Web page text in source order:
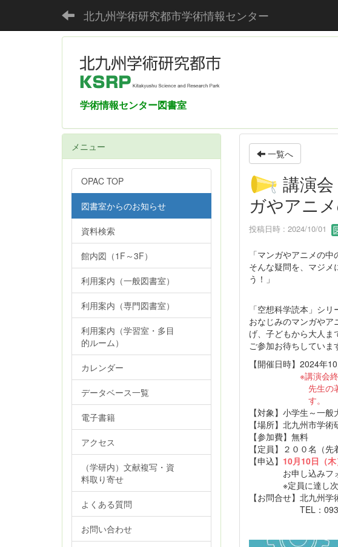
北九州学術研究都市学術情報センター
学術情報センター図書室
一覧へ
講演
ガやアニ
投稿日時 : 2024/10/01
「マンガやアニメの
そんな疑問を、マジメ
う！」
「空想科学読本」シ
おなじみのマンガやア
げ、子どもから大人ま
ご参加お待ちしていま
【開催日時】2024年
※講演会
先生の著書をご
す。
【対象】小学生～一般
【場所】北九州市学
【参加費】無料
【定員】２００名（先
【申込】 10月10日（
お申し込みフォ
※定員に達し次第
【お問合せ】北九州
TEL：093（
メニュー
OPAC TOP
図書室からのお知らせ
資料検索
館内図（1F～3F）
利用案内（一般図書室）
利用案内（専門図書室）
利用案内（学習室・多目
的ルーム）
カレンダー
データベース一覧
電子書籍
アクセス
（学研内）文献複写・資
料取り寄せ
よくある質問
お問い合わせ